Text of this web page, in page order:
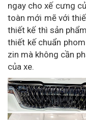
ngay cho xế cưng
toàn mới mẽ với
thiết kế thì sản
thiết kế chuẩn
zin mà không cần
của xe.